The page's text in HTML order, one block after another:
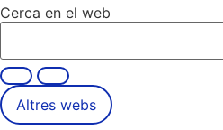
Cerca en el web
Altres webs